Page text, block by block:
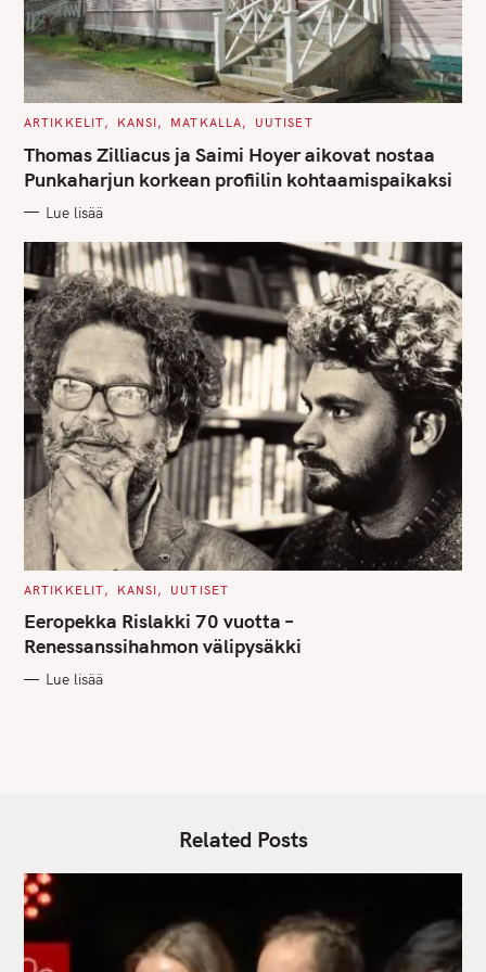
C
T
E
G
O
I
S
ARTIKKELIT KANSI MATKALLA UUTISET
Thomas Zilliacus ja Saimi Hoyer aikovat nostaa
Punkaharjun korkean profiilin kohtaamispaikaksi
Lue lisää
C
T
E
G
O
I
ARTIKKELIT KANSI UUTISET
Eeropekka Rislakki 70 vuotta –
Renessanssihahmon välipysäkki
Lue lisää
Related Posts
: